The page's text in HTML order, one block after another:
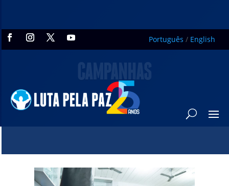
Português / English